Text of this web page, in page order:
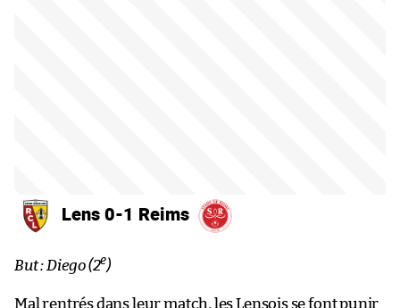
Lens 0-1 Reims
But : Diego (2e)
Mal rentrés dans leur match, les Lensois se font punir